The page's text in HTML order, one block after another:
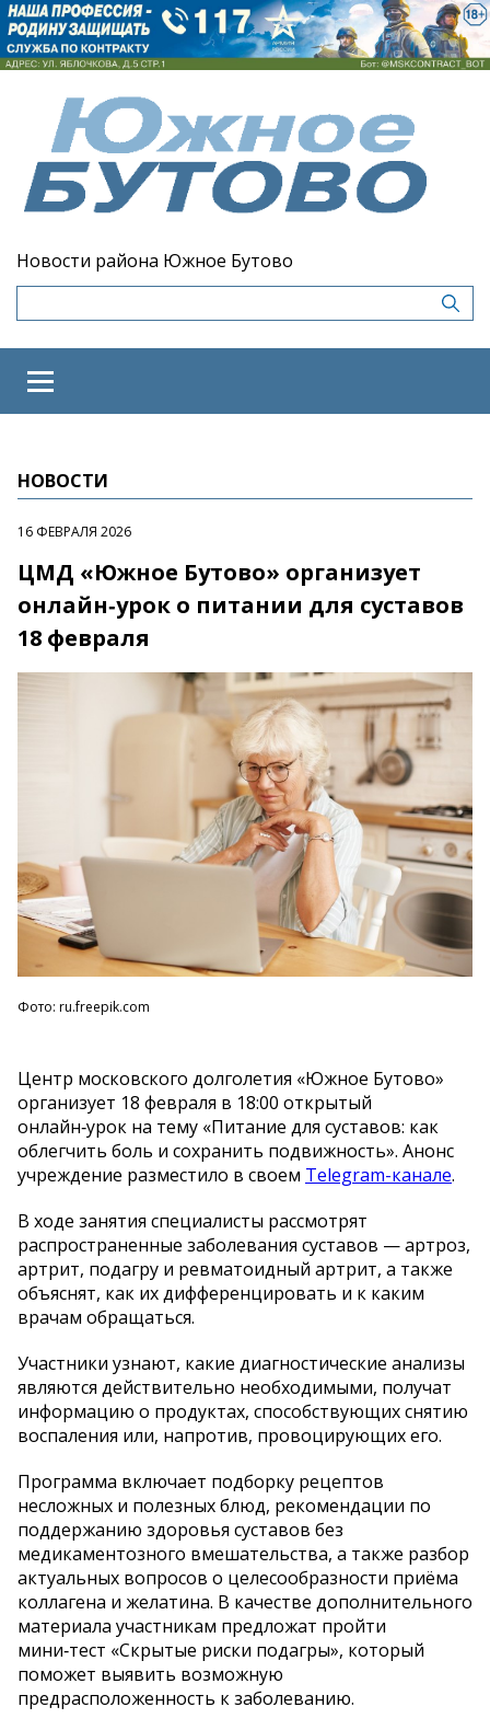
Новости района Южное Бутово
НОВОСТИ
16 ФЕВРАЛЯ 2026
ЦМД «Южное Бутово» организует
онлайн‑урок о питании для суставов
18 февраля
Фото: ru.freepik.com
Центр московского долголетия «Южное Бутово»
организует 18 февраля в 18:00 открытый
онлайн‑урок на тему «Питание для суставов: как
облегчить боль и сохранить подвижность». Анонс
учреждение разместило в своем Telegram-канале.
В ходе занятия специалисты рассмотрят
распространенные заболевания суставов — артроз,
артрит, подагру и ревматоидный артрит, а также
объяснят, как их дифференцировать и к каким
врачам обращаться.
Участники узнают, какие диагностические анализы
являются действительно необходимыми, получат
информацию о продуктах, способствующих снятию
воспаления или, напротив, провоцирующих его.
Программа включает подборку рецептов
несложных и полезных блюд, рекомендации по
поддержанию здоровья суставов без
медикаментозного вмешательства, а также разбор
актуальных вопросов о целесообразности приёма
коллагена и желатина. В качестве дополнительного
материала участникам предложат пройти
мини‑тест «Скрытые риски подагры», который
поможет выявить возможную
предрасположенность к заболеванию.